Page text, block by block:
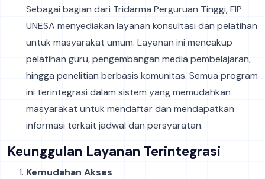
Sebagai bagian dari Tridarma Perguruan Tinggi, FIP
UNESA menyediakan layanan konsultasi dan pelatihan
untuk masyarakat umum. Layanan ini mencakup
pelatihan guru, pengembangan media pembelajaran,
hingga penelitian berbasis komunitas. Semua program
ini terintegrasi dalam sistem yang memudahkan
masyarakat untuk mendaftar dan mendapatkan
informasi terkait jadwal dan persyaratan.
Keunggulan Layanan Terintegrasi
Kemudahan Akses